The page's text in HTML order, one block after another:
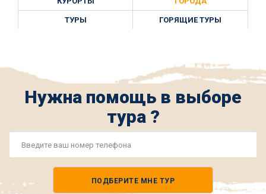
ТУРЫ ГОРЯЩИЕ ТУРЫ
Нужна помощь в выборе
тура ?
ПОДБЕРИТЕ МНЕ ТУР